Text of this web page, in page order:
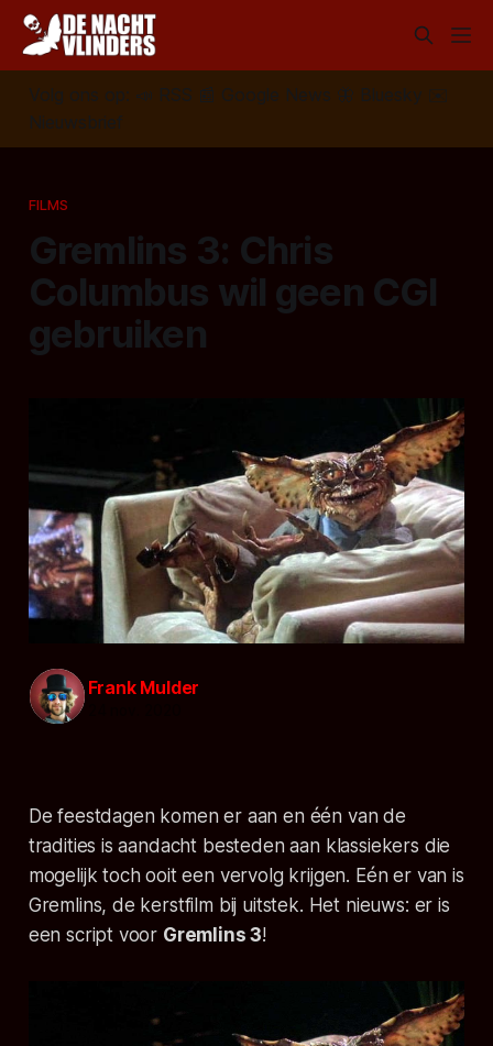
Volg ons op: 📣 RSS 📰 Google News 🦋 Bluesky
✉️
Nieuwsbrief
FILMS
Gremlins 3: Chris
Columbus wil geen CGI
gebruiken
Frank Mulder
De feestdagen komen er aan en één van de
tradities is aandacht besteden aan klassiekers die
mogelijk toch ooit een vervolg krijgen. Eén er van is
Gremlins, de kerstfilm bij uitstek. Het nieuws: er is
een script voor Gremlins 3!